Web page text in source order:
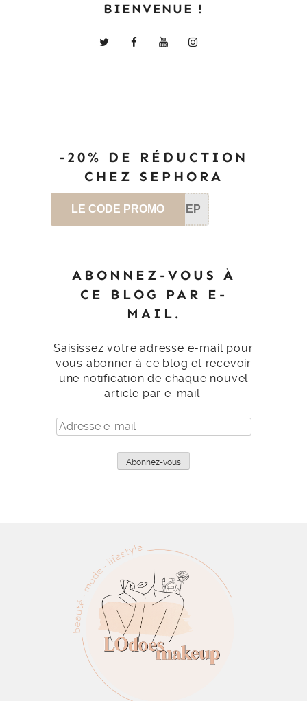
BIENVENUE !
-20% DE RÉDUCTION
CHEZ SEPHORA
LE CODE PROMO SEP
ABONNEZ-VOUS À
CE BLOG PAR E-
MAIL.
Saisissez votre adresse e-mail pour
vous abonner à ce blog et recevoir
une notification de chaque nouvel
article par e-mail.
Adresse
e-
Abonnez-vous